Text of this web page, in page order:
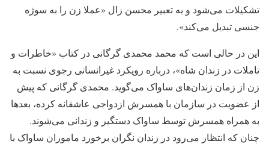
تشکیلات می‌شود و به تعبیر محسن زال «عملا زن را به سوژه
جنسی تبدیل می‌کند».
این در حالی است که محمد محمدی گرگانی در کتاب «خاطرات و
تاملات در زندان شاه»، درباره رویکرد غیرانسانی رجوی نسبت به
زن از زمان زندان‌های ساواک می‌گوید. محمدی گرگانی که پیش
از عضویت در سازمان با همسرش ازدواجی عاشقانه کرده، بعد‌ها
به همراه همسرش توسط ساواک دستگیر و زندانی می‌شوند.
چنان که انتظار می‌رود در زندان نگران برخورد ماموران ساواک با